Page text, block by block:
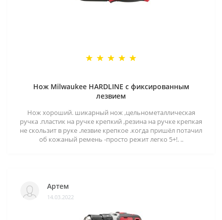
Нож Milwaukee HARDLINE с фиксированным
лезвием
Нож хороший. шикарный нож ,цельнометаллическая
ручка .пластик на ручке крепкий ,резина на ручке крепкая
не скользит в руке .лезвие крепкое .когда пришёл потачил
об кожаный ремень -просто режит легко 5+!. ..
Артем
14.03.2022